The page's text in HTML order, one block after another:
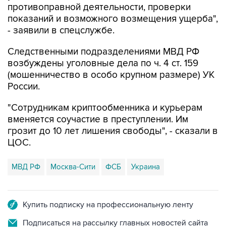
противоправной деятельности, проверки
показаний и возможного возмещения ущерба",
- заявили в спецслужбе.
Следственными подразделениями МВД РФ
возбуждены уголовные дела по ч. 4 ст. 159
(мошенничество в особо крупном размере) УК
России.
"Сотрудникам криптообменника и курьерам
вменяется соучастие в преступлении. Им
грозит до 10 лет лишения свободы", - сказали в
ЦОС.
МВД РФ Москва-Сити ФСБ Украина
Купить подписку на профессиональную ленту
Подписаться на рассылку главных новостей сайта